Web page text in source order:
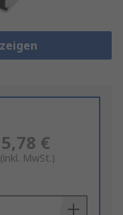
5,78 €
(inkl. MwSt.)